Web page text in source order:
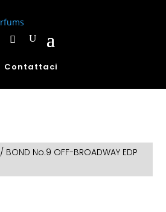
Contattaci
/ BOND No.9 OFF-BROADWAY EDP